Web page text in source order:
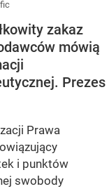
zakaz
mówią
Prezes
Prawa
i punktów
swobody